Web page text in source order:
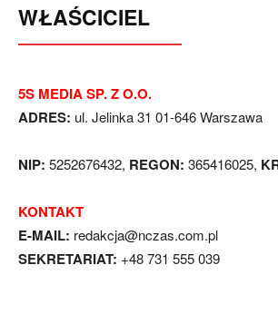
WŁAŚCICIEL
5S MEDIA SP. Z O.O.
ADRES: ul. Jelinka 31 01-646 Warszawa
NIP: 5252676432, REGON: 365416025,
KONTAKT
E-MAIL: redakcja@nczas.com.pl
SEKRETARIAT: +48 731 555 039